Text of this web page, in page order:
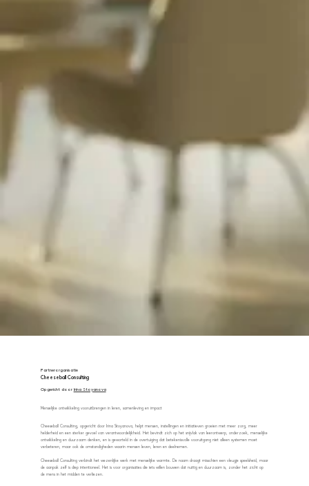
Partnerorganisatie
Cheeseball Consulting
Opgericht door Irina Stoyanova
Menselijke ontwikkeling vooruitbrengen in leren, samenleving en impact
Cheeseball Consulting, opgericht door Irina Stoyanova, helpt mensen, instellingen en initiatieven groeien met meer zorg, meer
helderheid en een sterker gevoel van verantwoordelijkheid. Het bevindt zich op het snijvlak van leerontwerp, onderzoek, menselijke
ontwikkeling en duurzaam denken, en is geworteld in de overtuiging dat betekenisvolle vooruitgang niet alleen systemen moet
verbeteren, maar ook de omstandigheden waarin mensen leven, leren en deelnemen.
Cheeseball Consulting verbindt het wezenlijke werk met menselijke warmte. De naam draagt misschien een vleugje speelsheid, maar
de aanpak zelf is diep intentioneel. Het is voor organisaties die iets willen bouwen dat nuttig en duurzaam is, zonder het zicht op
de mens in het midden te verliezen.